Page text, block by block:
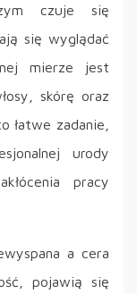
czuje się
się wyglądać
mierze jest
skórę oraz
łatwe zadanie,
urody
pracy
a cera
pojawią się